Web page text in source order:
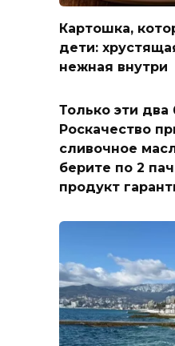
Картошка,
дети:
нежная внутри
Только эти два
Роскачество
сливочное
берите по 2
продукт